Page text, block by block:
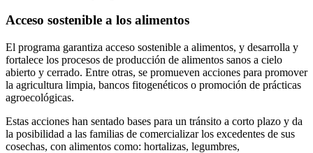
Acceso sostenible a los alimentos
El programa garantiza acceso sostenible a alimentos, y desarrolla y
fortalece los procesos de producción de alimentos sanos a cielo
abierto y cerrado. Entre otras, se promueven acciones para promover
la agricultura limpia, bancos fitogenéticos o promoción de prácticas
agroecológicas.
Estas acciones han sentado bases para un tránsito a corto plazo y da
la posibilidad a las familias de comercializar los excedentes de sus
cosechas, con alimentos como: hortalizas, legumbres,